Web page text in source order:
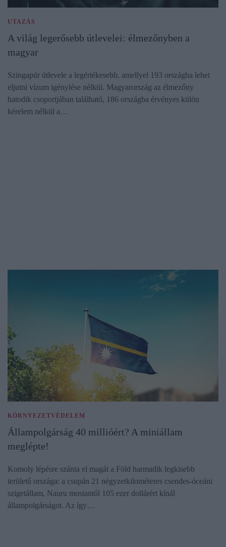
UTAZÁS
A világ legerősebb útlevelei: élmezőnyben a
magyar
Szingapúr útlevele a legértékesebb, amellyel 193 országba lehet
eljutni vízum igénylése nélkül. Magyarország az élmezőny
hatodik csoportjában található, 186 országba érvényes külön
kérelem nélkül a…
KÖRNYEZETVÉDELEM
Állampolgárság 40 millióért? A miniállam
meglépte!
Komoly lépésre szánta el magát a Föld harmadik legkisebb
területű országa: a csupán 21 négyzetkilométeres csendes-óceáni
szigetállam, Nauru mostantól 105 ezer dollárért kínál
állampolgárságot. Az így…